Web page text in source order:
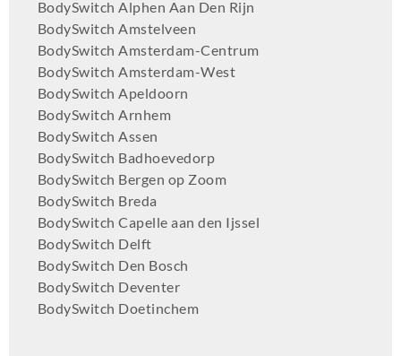
BodySwitch Alphen Aan Den Rijn
BodySwitch Amstelveen
BodySwitch Amsterdam-Centrum
BodySwitch Amsterdam-West
BodySwitch Apeldoorn
BodySwitch Arnhem
BodySwitch Assen
BodySwitch Badhoevedorp
BodySwitch Bergen op Zoom
BodySwitch Breda
BodySwitch Capelle aan den Ijssel
BodySwitch Delft
BodySwitch Den Bosch
BodySwitch Deventer
BodySwitch Doetinchem